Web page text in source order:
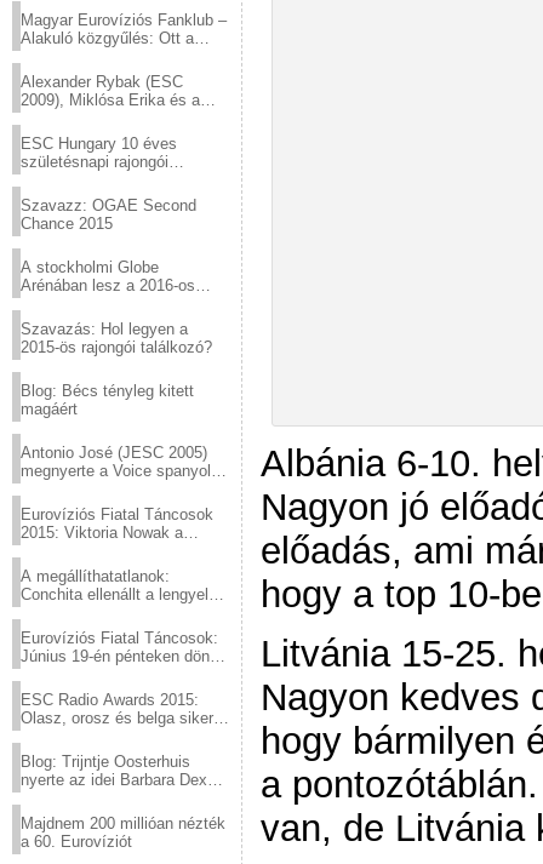
Magyar Eurovíziós Fanklub –
Alakuló közgyűlés: Ott a
Alexander Rybak (ESC
2009), Miklósa Erika és a
sztárjai a Margitszigeten
ESC Hungary 10 éves
születésnapi rajongói
Szavazz: OGAE Second
Chance 2015
A stockholmi Globe
Arénában lesz a 2016-os
Szavazás: Hol legyen a
2015-ös rajongói találkozó?
Blog: Bécs tényleg kitett
magáért
Antonio José (JESC 2005)
megnyerte a Voice spanyol
Eurovíziós Fiatal Táncosok
2015: Viktoria Nowak a
A megállíthatatlanok:
Conchita ellenállt a lengyel
Eurovíziós Fiatal Táncosok:
Június 19-én pénteken döntő
ESC Radio Awards 2015:
Olasz, orosz és belga siker,
Blog: Trijntje Oosterhuis
nyerte az idei Barbara Dex
Majdnem 200 millióan nézték
a 60. Eurovíziót
Albánia 6-10.
Nagyon jó
előadás, ami
hogy a top 10-
Litvánia 15-25.
Nagyon kedves
hogy bármilyen
a
van, de Litvánia